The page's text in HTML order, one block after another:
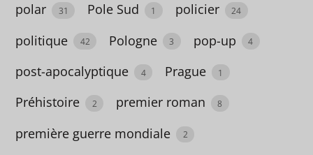
autofiction
3
Autriche
polar 31 Pole Sud 1 policier 24
politique 42 Pologne 3 pop-up 4
post-apocalyptique 4 Prague 1
Préhistoire 2 premier roman 8
première guerre mondiale 2